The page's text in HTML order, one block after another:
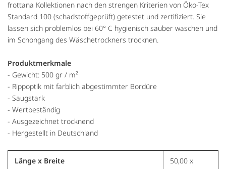
frottana Kollektionen nach den strengen Kriterien von Öko-Tex
Standard 100 (schadstoffgeprüft) getestet und zertifiziert. Sie
lassen sich problemlos bei 60° C hygienisch sauber waschen und
im Schongang des Wäschetrockners trocknen.
Produktmerkmale
- Gewicht: 500 gr / m²
- Rippoptik mit farblich abgestimmter Bordüre
- Saugstark
- Wertbeständig
- Ausgezeichnet trocknend
- Hergestellt in Deutschland
Länge x Breite
50,00 x